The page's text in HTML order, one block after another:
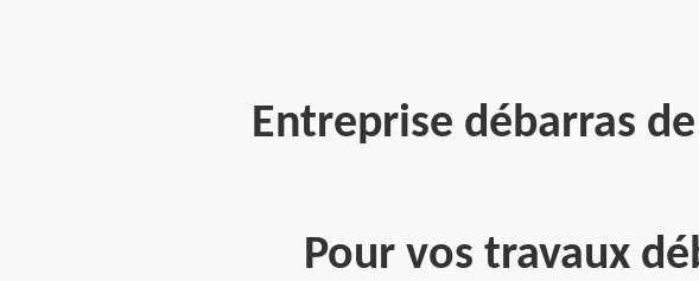
Entreprise débarras
Pour vos travaux